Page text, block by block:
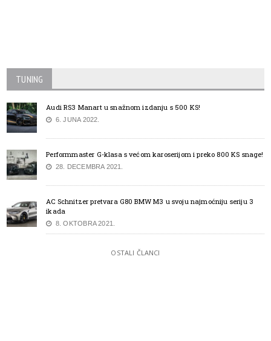
TUNING
Audi RS3 Manart u snažnom izdanju s 500 KS!
6. JUNA 2022.
Performmaster G-klasa s većom karoserijom i preko 800 KS snage!
28. DECEMBRA 2021.
AC Schnitzer pretvara G80 BMW M3 u svoju najmoćniju seriju 3
ikada
8. OKTOBRA 2021.
OSTALI ČLANCI